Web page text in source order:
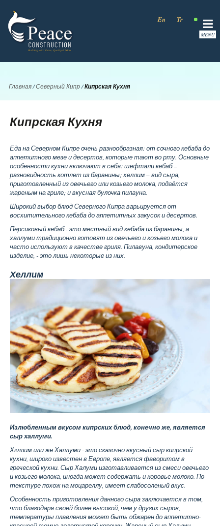
En Tr Ru
Главная/Северный Кипр/Кипрская Кухня
Кипрская Кухня
Еда на Северном Кипре очень разнообразная: от сочного кебаба до
аппетитного мезе и десертов, которые тают во рту. Основные
особенности кухни включают в себя: шефтали кебаб –
разновидность котлет из баранины; хеллим – вид сыра,
приготовленный из овечьего или козьего молока, подаётся
жареным на гриле; и вкусная булочка пилауна.
Широкий выбор блюд Северного Кипра варьируется от
восхитительного кебаба до аппетитных закусок и десертов.
Персиковый кебаб - это местный вид кебаба из баранины, а
халлуми традиционно готовят из овечьего и козьего молока и
часто используют в качестве гриля. Пилавуна, кондитерское
изделие, - это лишь некоторые из них.
Хеллим
Излюбленным вкусом кипрских блюд, конечно же, является
сыр халлуми.
Хeллим или же Халлуми - это сказочно вкусный сыр кипрской
кухни, широко известен в Европе, является фаворитом в
греческой кухни. Сыр Халуми изготавливается из смеси овечьего
и козьего молока, иногда может содержать и коровье молоко. По
текстуре похож на моцареллу, имеет слабосоленый вкус.
Особенность приготовления данного сыра заключается в том,
что благодаря своей более высокой, чем у других сыров,
температуры плавления может быть обжарен до аппетитно-